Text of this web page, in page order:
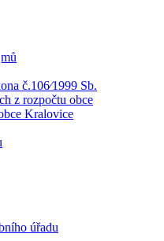
č.106⁄1999 Sb.
z rozpočtu obce
Kralovice
úřadu